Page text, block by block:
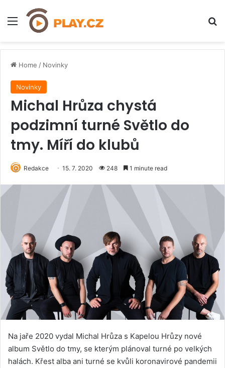
Menu
Home / Novinky
Novinky
Michal Hrůza chystá
podzimní turné Světlo do
tmy. Míří do klubů
Redakce 15. 7. 2020 248 1 minute read
Na jaře 2020 vydal Michal Hrůza s Kapelou Hrůzy nové
album Světlo do tmy, se kterým plánoval turné po velkých
halách. Křest alba ani turné se kvůli koronavirové pandemii